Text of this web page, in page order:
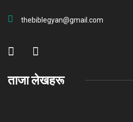
thebiblegyan@gmail.com
ताजा लेखहरू